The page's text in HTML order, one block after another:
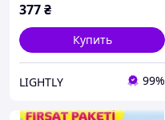
377₴
Купить
LIGHTLY 99%